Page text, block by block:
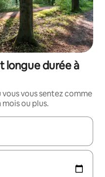
longue durée à
vous sentez comme
ou plus.
utilisez les flèches vers le